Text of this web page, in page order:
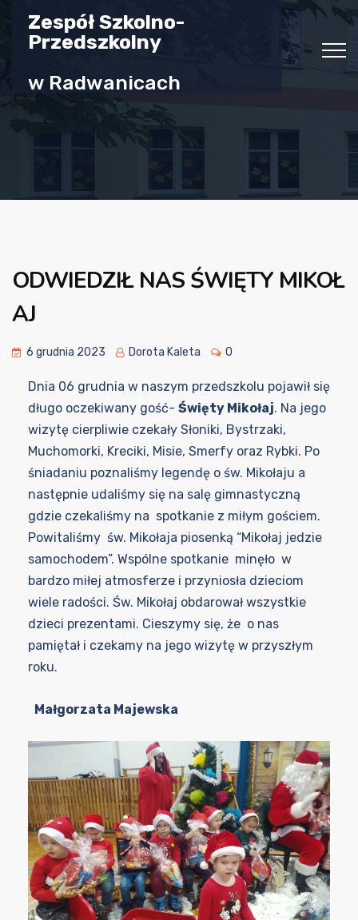
Zespół Szkolno-
Przedszkolny
w Radwanicach
ODWIEDZIŁ NAS ŚWIĘTY MIKOŁ
AJ
6 grudnia 2023 Dorota Kaleta 0
Dnia 06 grudnia w naszym przedszkolu pojawił się
długo oczekiwany gość- Święty Mikołaj. Na jego
wizytę cierpliwie czekały Słoniki, Bystrzaki,
Muchomorki, Kreciki, Misie, Smerfy oraz Rybki. Po
śniadaniu poznaliśmy legendę o św. Mikołaju a
następnie udaliśmy się na salę gimnastyczną
gdzie czekaliśmy na spotkanie z miłym gościem.
Powitaliśmy św. Mikołaja piosenką “Mikołaj jedzie
samochodem”. Wspólne spotkanie minęło w
bardzo miłej atmosferze i przyniosła dzieciom
wiele radości. Św. Mikołaj obdarował wszystkie
dzieci prezentami. Cieszymy się, że o nas
pamiętał i czekamy na jego wizytę w przyszłym
roku.
Małgorzata Majewska